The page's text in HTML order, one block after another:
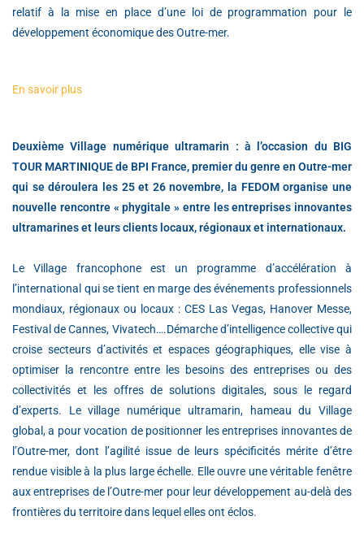
relatif à la mise en place d’une loi de programmation pour le
développement économique des Outre-mer.
En savoir plus
Deuxième Village numérique ultramarin : à l’occasion du BIG
TOUR MARTINIQUE de BPI France, premier du genre en Outre-mer
qui se déroulera les 25 et 26 novembre, la FEDOM organise une
nouvelle rencontre « phygitale » entre les entreprises innovantes
ultramarines et leurs clients locaux, régionaux et internationaux.
Le Village francophone est un programme d’accélération à
l’international qui se tient en marge des événements professionnels
mondiaux, régionaux ou locaux : CES Las Vegas, Hanover Messe,
Festival de Cannes, Vivatech….Démarche d’intelligence collective qui
croise secteurs d’activités et espaces géographiques, elle vise à
optimiser la rencontre entre les besoins des entreprises ou des
collectivités et les offres de solutions digitales, sous le regard
d’experts. Le village numérique ultramarin, hameau du Village
global, a pour vocation de positionner les entreprises innovantes de
l’Outre-mer, dont l’agilité issue de leurs spécificités mérite d’être
rendue visible à la plus large échelle. Elle ouvre une véritable fenêtre
aux entreprises de l’Outre-mer pour leur développement au-delà des
frontières du territoire dans lequel elles ont éclos.